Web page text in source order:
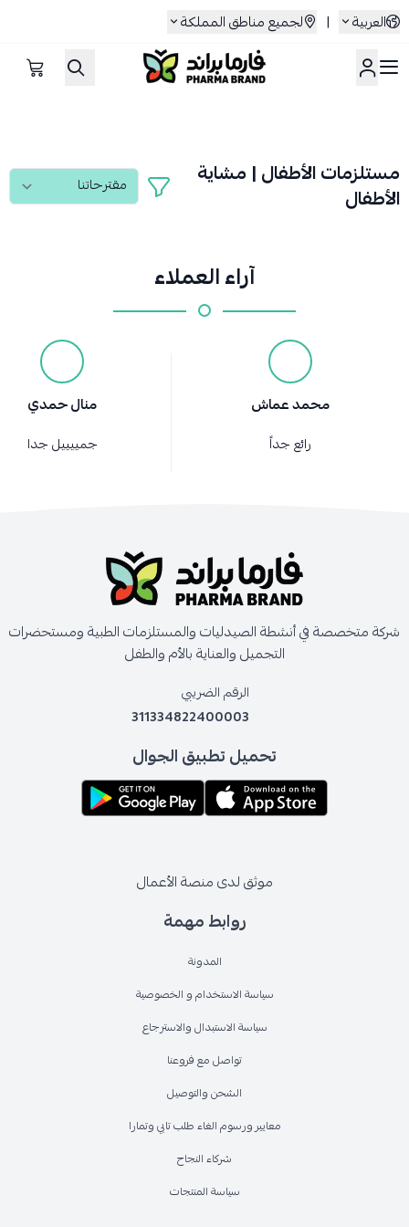
العربية | لجميع مناطق المملكة
صيدلية فارما براند
مستلزمات الأطفال | مشاية
الأطفال
آراء العملاء
محمد عماش
رائع جداً
منال حمدي
جمييييل جدا
روابط مهمة
المدونة
سياسة الاستخدام و الخصوصية
سياسة الاستبدال والاسترجاع
تواصل مع فروعنا
الشحن والتوصيل
معايير ورسوم الغاء طلب تابي وتمارا
شركاء النجاح
سياسة المنتجات
شركة متخصصة في أنشطة الصيدليات والمستلزمات الطبية ومستحضرات
التجميل والعناية بالأم والطفل
الرقم الضريبي
311334822400003
تحميل تطبيق الجوال
موثق لدى منصة الأعمال